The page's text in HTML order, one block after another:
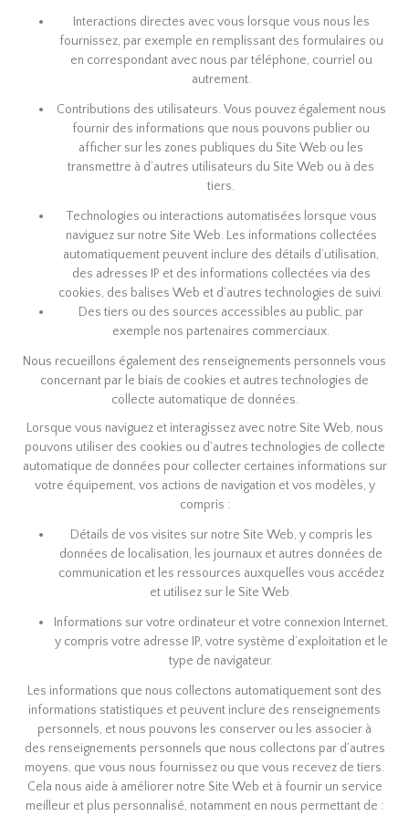
Interactions directes avec vous lorsque vous nous les
fournissez, par exemple en remplissant des formulaires ou
en correspondant avec nous par téléphone, courriel ou
autrement.
Contributions des utilisateurs. Vous pouvez également nous
fournir des informations que nous pouvons publier ou
afficher sur les zones publiques du Site Web ou les
transmettre à d’autres utilisateurs du Site Web ou à des
tiers.
Technologies ou interactions automatisées lorsque vous
naviguez sur notre Site Web. Les informations collectées
automatiquement peuvent inclure des détails d’utilisation,
des adresses IP et des informations collectées via des
cookies, des balises Web et d’autres technologies de suivi.
Des tiers ou des sources accessibles au public, par
exemple nos partenaires commerciaux.
Nous recueillons également des renseignements personnels vous
concernant par le biais de cookies et autres technologies de
collecte automatique de données.
Lorsque vous naviguez et interagissez avec notre Site Web, nous
pouvons utiliser des cookies ou d’autres technologies de collecte
automatique de données pour collecter certaines informations sur
votre équipement, vos actions de navigation et vos modèles, y
compris :
Détails de vos visites sur notre Site Web, y compris les
données de localisation, les journaux et autres données de
communication et les ressources auxquelles vous accédez
et utilisez sur le Site Web.
Informations sur votre ordinateur et votre connexion Internet,
y compris votre adresse IP, votre système d’exploitation et le
type de navigateur.
Les informations que nous collectons automatiquement sont des
informations statistiques et peuvent inclure des renseignements
personnels, et nous pouvons les conserver ou les associer à
des renseignements personnels que nous collectons par d’autres
moyens, que vous nous fournissez ou que vous recevez de tiers.
Cela nous aide à améliorer notre Site Web et à fournir un service
meilleur et plus personnalisé, notamment en nous permettant de :